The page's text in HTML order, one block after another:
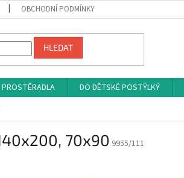
OBCHODNÍ PODMÍNKY
HLEDAT
PROSTĚRADLA DO DĚTSKÉ POSTÝLKÝ
70x90 9955/111